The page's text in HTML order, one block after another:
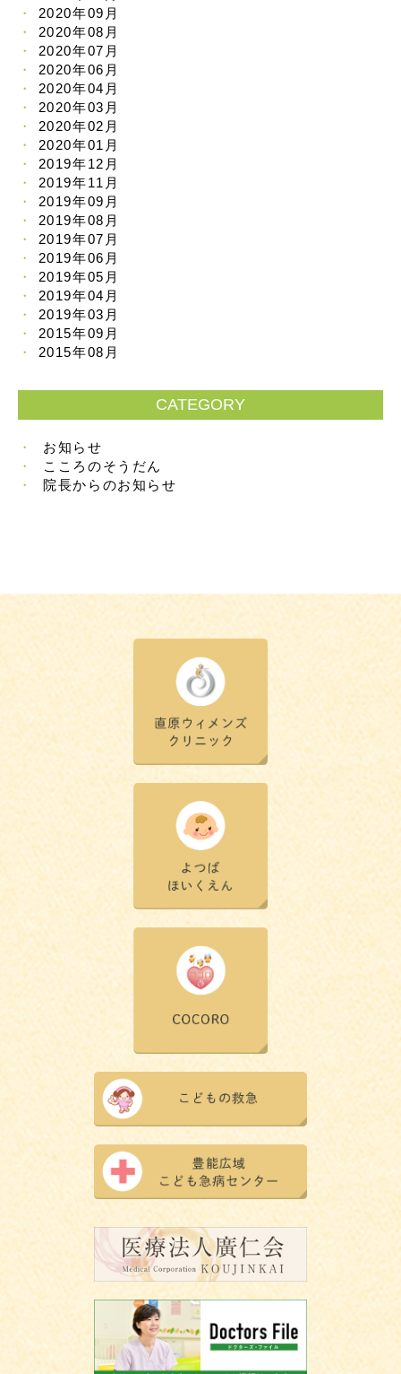
2020年09月
2020年08月
2020年07月
2020年06月
2020年04月
2020年03月
2020年02月
2020年01月
2019年12月
2019年11月
2019年09月
2019年08月
2019年07月
2019年06月
2019年05月
2019年04月
2019年03月
2015年09月
2015年08月
CATEGORY
お知らせ
こころのそうだん
院長からのお知らせ